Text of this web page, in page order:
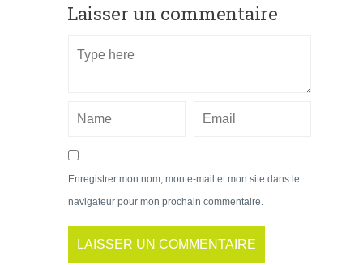
Laisser un commentaire
Enregistrer mon nom, mon e-mail et mon site dans le
navigateur pour mon prochain commentaire.